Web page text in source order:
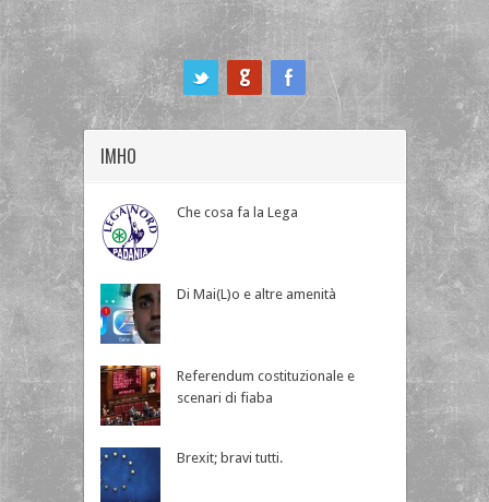
IMHO
Che cosa fa la Lega
Di Mai(L)o e altre amenità
Referendum costituzionale e
scenari di fiaba
Brexit; bravi tutti.